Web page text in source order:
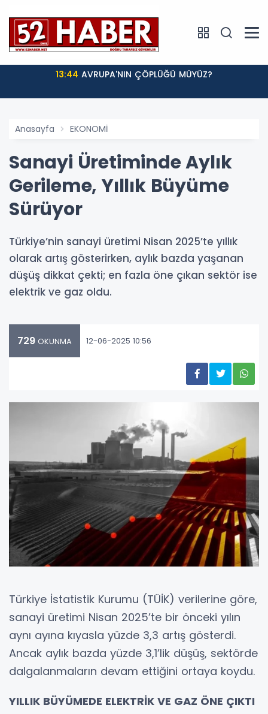
13:44 AVRUPA'NIN ÇÖPLÜĞÜ MÜYÜZ?
Anasayfa EKONOMİ
Sanayi Üretiminde Aylık
Gerileme, Yıllık Büyüme
Sürüyor
Türkiye’nin sanayi üretimi Nisan 2025’te yıllık
olarak artış gösterirken, aylık bazda yaşanan
düşüş dikkat çekti; en fazla öne çıkan sektör ise
elektrik ve gaz oldu.
729 OKUNMA 12-06-2025 10:56
Türkiye İstatistik Kurumu (TÜİK) verilerine göre,
sanayi üretimi Nisan 2025’te bir önceki yılın
aynı ayına kıyasla yüzde 3,3 artış gösterdi.
Ancak aylık bazda yüzde 3,1’lik düşüş, sektörde
dalgalanmaların devam ettiğini ortaya koydu.
YILLIK BÜYÜMEDE ELEKTRİK VE GAZ ÖNE ÇIKTI